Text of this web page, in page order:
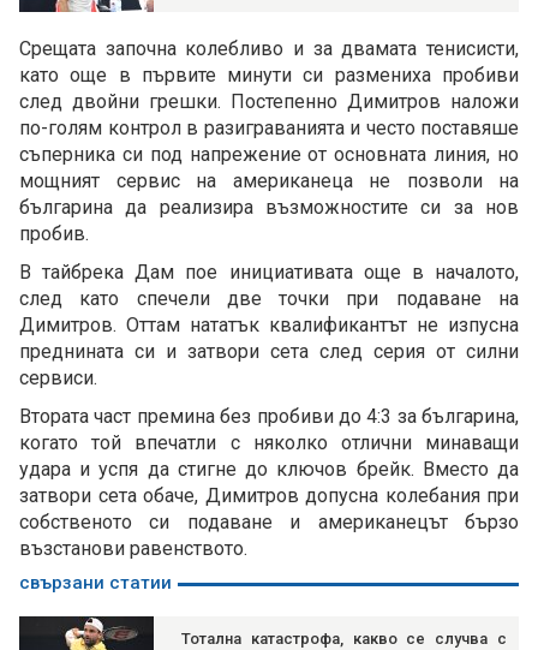
Срещата започна колебливо и за двамата тенисисти,
като още в първите минути си размениха пробиви
след двойни грешки. Постепенно Димитров наложи
по-голям контрол в разиграванията и често поставяше
съперника си под напрежение от основната линия, но
мощният сервис на американеца не позволи на
българина да реализира възможностите си за нов
пробив.
В тайбрека Дам пое инициативата още в началото,
след като спечели две точки при подаване на
Димитров. Оттам нататък квалификантът не изпусна
преднината си и затвори сета след серия от силни
сервиси.
Втората част премина без пробиви до 4:3 за българина,
когато той впечатли с няколко отлични минаващи
удара и успя да стигне до ключов брейк. Вместо да
затвори сета обаче, Димитров допусна колебания при
собственото си подаване и американецът бързо
възстанови равенството.
свързани статии
Тотална катастрофа, какво се случва с